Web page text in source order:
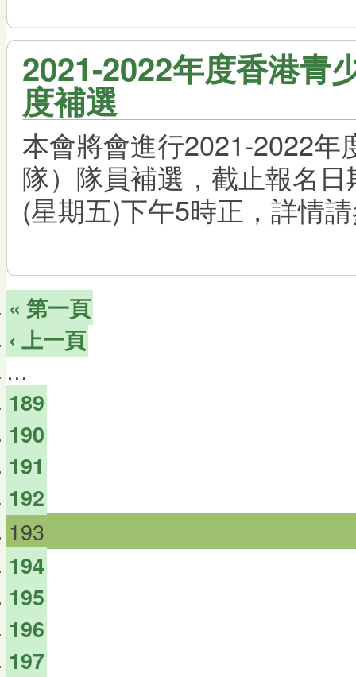
2021-2022年度香港青
度補選
本會將會進行2021-2022年
隊）隊員補選，截止報名
(星期五)下午5時正，詳情
« 第一頁
‹ 上一頁
…
189
190
191
192
193
194
195
196
197